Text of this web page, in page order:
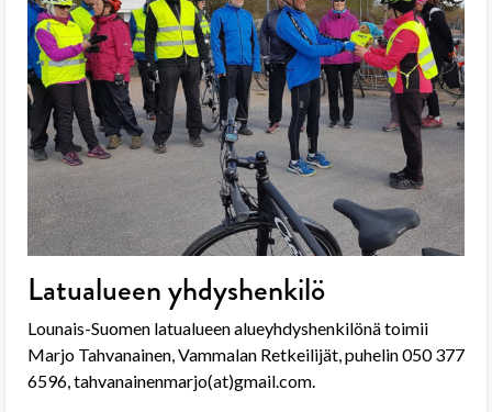
Latualueen yhdyshenkilö
Lounais-Suomen latualueen alueyhdyshenkilönä toimii
Marjo Tahvanainen, Vammalan Retkeilijät, puhelin 050 377
6596, tahvanainenmarjo(at)gmail.com.